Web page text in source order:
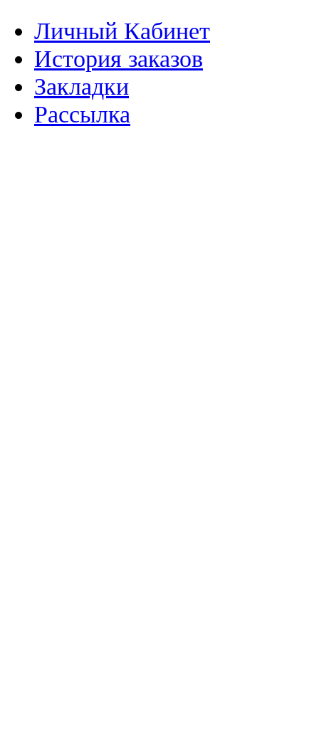
Личный Кабинет
История заказов
Закладки
Рассылка